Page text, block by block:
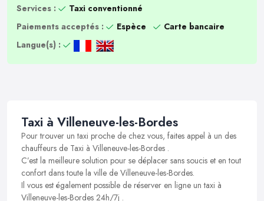
Services :
Taxi conventionné
Paiements acceptés :
Espèce
Carte bancaire
Langue(s) :
Taxi à Villeneuve-les-Bordes
Pour trouver un taxi proche de chez vous, faites appel à un des
chauffeurs de Taxi à Villeneuve-les-Bordes .
C’est la meilleure solution pour se déplacer sans soucis et en tout
confort dans toute la ville de Villeneuve-les-Bordes.
Il vous est également possible de réserver en ligne un taxi à
Villeneuve-les-Bordes 24h/7j .